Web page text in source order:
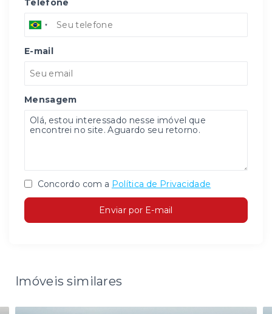
Telefone
E-mail
Mensagem
Concordo com a Política de Privacidade
Enviar por E-mail
Imóveis similares